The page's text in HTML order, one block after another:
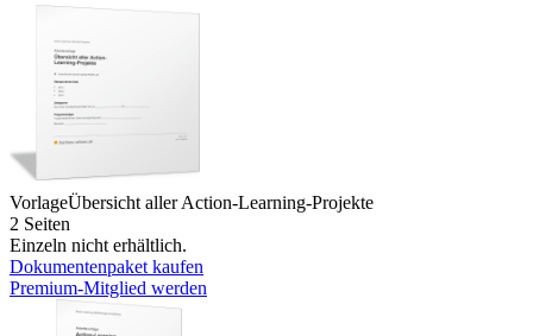
VorlageÜbersicht aller Action-Learning-Projekte
2 Seiten
Einzeln nicht erhältlich.
Dokumentenpaket kaufen
Premium-Mitglied werden